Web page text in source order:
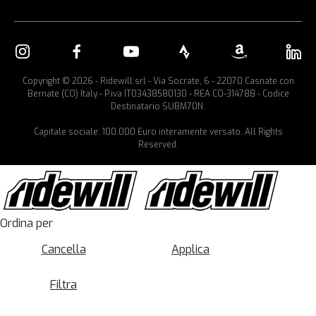
Copyright © 2026 - Ridewill srl - Via Socrate, 6 - 22070 Casnate con
Bernate (CO) Italy - P.iva IT03438580130 - REA CO-314788 - Codice
Destinatario SUBM70N.
Capitale sociale: 100.000 Euro interamente versato. All Rights
Reserved.
Ordina per
Cancella
Applica
Filtra